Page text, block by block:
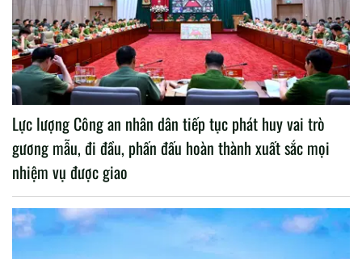
Lực lượng Công an nhân dân tiếp tục phát huy vai trò
gương mẫu, đi đầu, phấn đấu hoàn thành xuất sắc mọi
nhiệm vụ được giao